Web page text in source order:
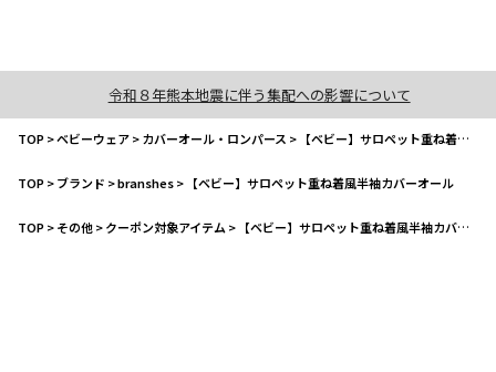
令和８年熊本地震に伴う集配への影響について
TOP>ベビーウェア>カバーオール・ロンパース > 【ベビー】サロペット重ね着風半袖カバーオール
TOP>ブランド >branshes> 【ベビー】サロペット重ね着風半袖カバーオール
TOP>その他>クーポン対象アイテム > 【ベビー】サロペット重ね着風半袖カバーオール